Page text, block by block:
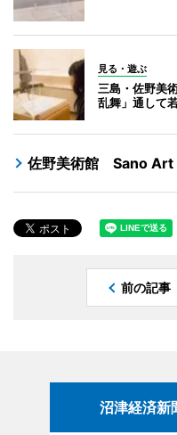
見る・遊ぶ
三島・佐野美
乱舞」通して
佐野美術館 Sano Art
前の記事
沼津経済新